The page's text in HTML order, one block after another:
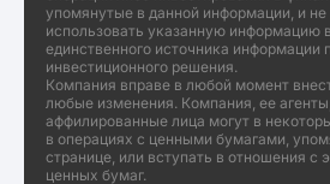
упомянутые в данной информации, и
использовать указанную информацию
единственного источника информации
инвестиционного решения.
Компания вправе в любой момент
любые изменения. Компания, ее
аффилированные лица могут в
в операциях с ценными бумагами,
странице, или вступать в отношения с
ценных бумаг.